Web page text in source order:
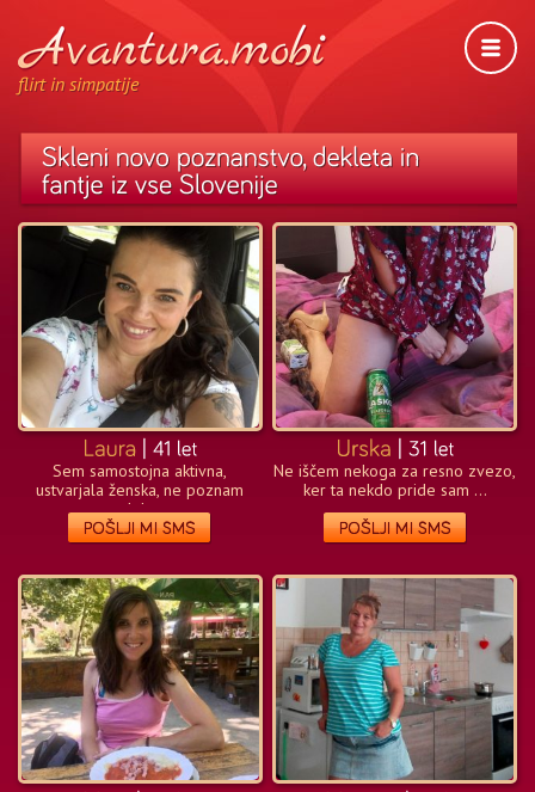
flirt in simpatije
Sem samostojna aktivna,
ustvarjala ženska, ne poznam
dol...
Ne iščem nekoga za resno zvezo,
ker ta nekdo pride sam ...